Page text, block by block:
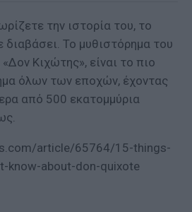
την ιστορία του, το
διαβάσει. Το μυθιστόρημα του
Κιχώτης», είναι το πιο
όλων των εποχών, έχοντας
από 500 εκατομμύρια